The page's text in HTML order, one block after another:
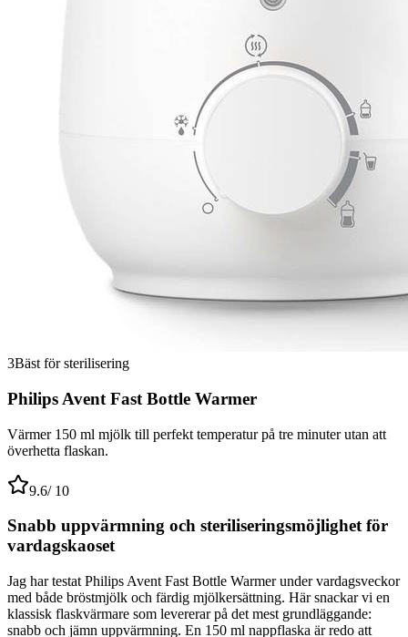
3Bäst för sterilisering
Philips Avent Fast Bottle Warmer
Värmer 150 ml mjölk till perfekt temperatur på tre minuter utan att
överhetta flaskan.
9.6/ 10
Snabb uppvärmning och steriliseringsmöjlighet för
vardagskaoset
Jag har testat Philips Avent Fast Bottle Warmer under vardagsveckor
med både bröstmjölk och färdig mjölkersättning. Här snackar vi en
klassisk flaskvärmare som levererar på det mest grundläggande:
snabb och jämn uppvärmning. En 150 ml nappflaska är redo att